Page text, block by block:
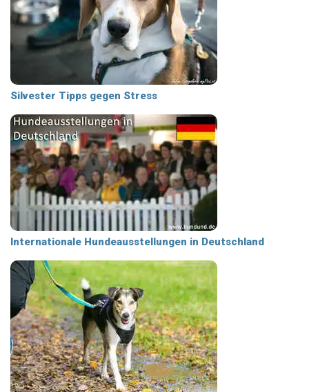
Silvester Tipps gegen Stress
Internationale Hundeausstellungen in Deutschland